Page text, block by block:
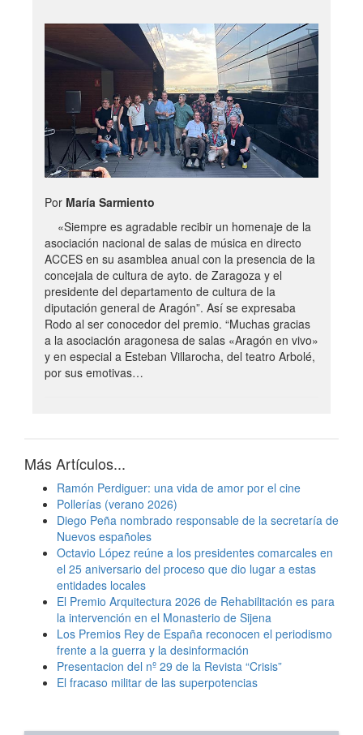
Por María Sarmiento
«Siempre es agradable recibir un homenaje de la
asociación nacional de salas de música en directo
ACCES en su asamblea anual con la presencia de la
concejala de cultura de ayto. de Zaragoza y el
presidente del departamento de cultura de la
diputación general de Aragón”. Así se expresaba
Rodo al ser conocedor del premio. “Muchas gracias
a la asociación aragonesa de salas «Aragón en vivo»
y en especial a Esteban Villarocha, del teatro Arbolé,
por sus emotivas…
Más Artículos...
Ramón Perdiguer: una vida de amor por el cine
Pollerías (verano 2026)
Diego Peña nombrado responsable de la secretaría de
Nuevos españoles
Octavio López reúne a los presidentes comarcales en
el 25 aniversario del proceso que dio lugar a estas
entidades locales
El Premio Arquitectura 2026 de Rehabilitación es para
la intervención en el Monasterio de Sijena
Los Premios Rey de España reconocen el periodismo
frente a la guerra y la desinformación
Presentacion del nº 29 de la Revista “Crisis”
El fracaso militar de las superpotencias